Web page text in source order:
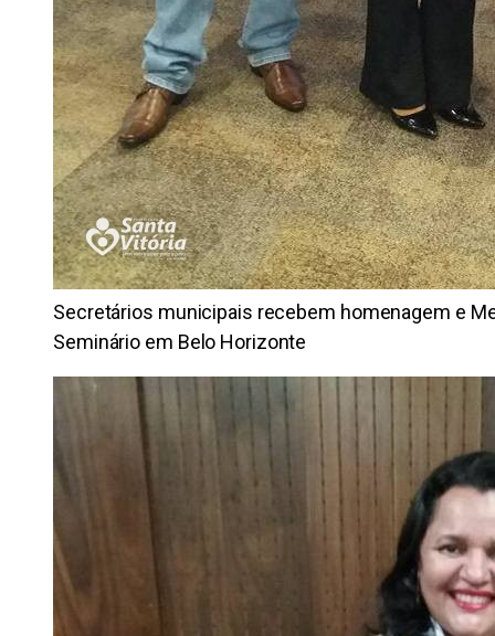
Secretários municipais recebem homenagem e
Seminário em Belo Horizonte